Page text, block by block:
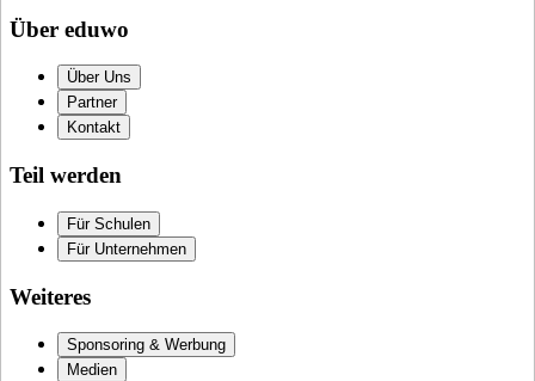
Über eduwo
Über Uns
Partner
Kontakt
Teil werden
Für Schulen
Für Unternehmen
Weiteres
Sponsoring & Werbung
Medien